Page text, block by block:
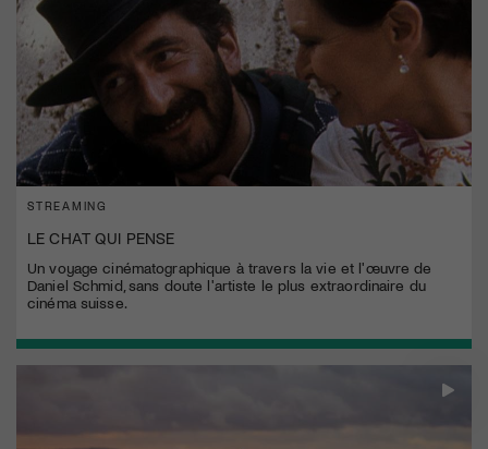
STREAMING
LE CHAT QUI PENSE
Un voyage cinématographique à travers la vie et l'œuvre de
Daniel Schmid, sans doute l'artiste le plus extraordinaire du
cinéma suisse.